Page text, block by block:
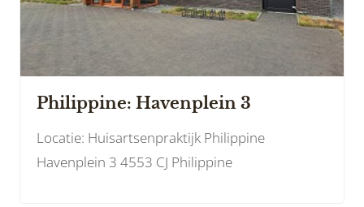
Philippine: Havenplein 3
Locatie: Huisartsenpraktijk Philippine
Havenplein 3 4553 CJ Philippine